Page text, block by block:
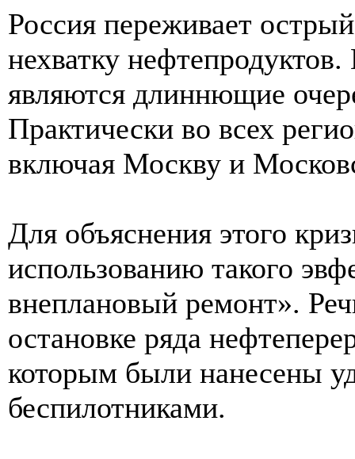
Россия переживает
нехватку
являются длиннющие
Практически во всех
включая Москву и
Для объяснения этого
использованию такого
внеплановый ремонт».
остановке ряда
которым были нанесены
беспилотниками.